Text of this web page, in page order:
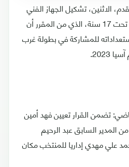
الاثنين، تشكيل الجهاز الفني
للمنتخب اليمني للناشئين تحت 17 سنة، الذي من المقرر أن
للمشاركة في بطولة غرب
تضمن القرار تعيين فهد أمين
المدير السابق عبد الرحيم
علي مهدي إداريا للمنتخب مكان